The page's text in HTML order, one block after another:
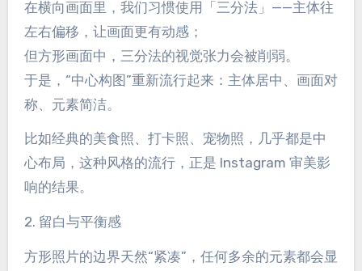
在横向画面里，我们习惯使用「三分法」——主体往
左右偏移，让画面更有动感；
但方形画面中，三分法的视觉张力会被削弱。
于是，“中心构图”重新流行起来：主体居中、画面对
称、元素简洁。
比如经典的美食照、打卡照、宠物照，几乎都是中
心布局，这种风格的流行，正是 Instagram 审美影
响的结果。
2. 留白与平衡感
方形照片的边界天然“紧凑”，任何多余的元素都会显